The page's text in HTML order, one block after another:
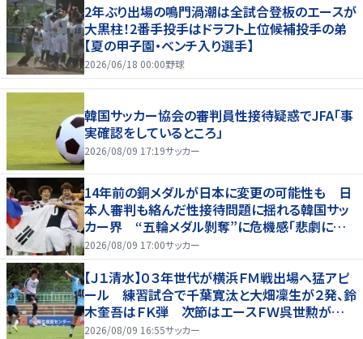
2年ぶり出場の鳴門渦潮は全試合登板のエースが
大黒柱！2番手投手はドラフト上位候補投手の弟
【夏の甲子園・ベンチ入り選手】
2026/06/18 00:00野球
韓国サッカー協会の審判員性接待疑惑でJFA「事
実確認をしているところ」
2026/08/09 17:19サッカー
14年前の銅メダルが日本に変更の可能性も 日
本人審判も絡んだ性接待問題に揺れる韓国サッ
カー界 “五輪メダル剝奪”に危機感「悲劇に見
舞われる」
2026/08/09 17:00サッカー
【Ｊ１清水】０３年世代が横浜ＦＭ戦出場へ猛アピ
ール 練習試合で千葉寛汰と大畑凜生が２発、鈴
木奎吾はＦＫ弾 次節はエースＦＷ呉世勲が出
場停止
2026/08/09 16:55サッカー